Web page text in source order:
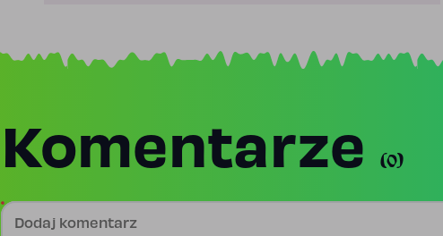
Komentarze (0)
Dodaj komentarz